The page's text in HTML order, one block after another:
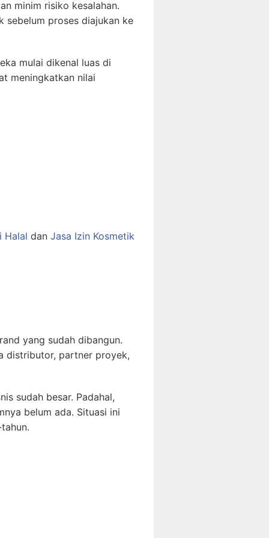
minim risiko kesalahan.
sebelum proses diajukan ke
mulai dikenal luas di
meningkatkan nilai
Halal dan Jasa Izin Kosmetik
yang sudah dibangun.
distributor, partner proyek,
sudah besar. Padahal,
belum ada. Situasi ini